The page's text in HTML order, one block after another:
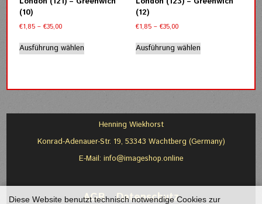
Produktseite
Produktseite
(10)
€1,85 –€35,00Preisspanne:
bis
€35,00
Ausführung wählen
Dieses
Produkt
Varianten
Optionen
auf
der
werden
(12)
€1,85 – €35,00Preisspanne:
bis
€35,00
Ausführung wählen
Dieses
Produkt
Varianten
auf
Henning Wiekhorst
Konrad-Adenauer-Str. 19, 53343 Wachtberg (Germany)
E-Mail: info@imageshop.online
AGB-Datenschutz
Diese Website benutzt technisch notwendige Cookies zur